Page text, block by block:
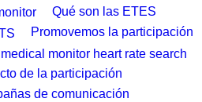
Qué son las ETES
Promovemos la participación
de la participación
de comunicación